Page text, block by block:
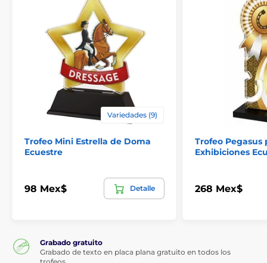
Variedades (9)
Trofeo Mini Estrella de Doma
Ecuestre
98 Mex$ Detalle
Trofeo Pegasus
Exhibiciones
268 Mex$
Grabado gratuito
Grabado de texto en placa plana gratuito en todos los